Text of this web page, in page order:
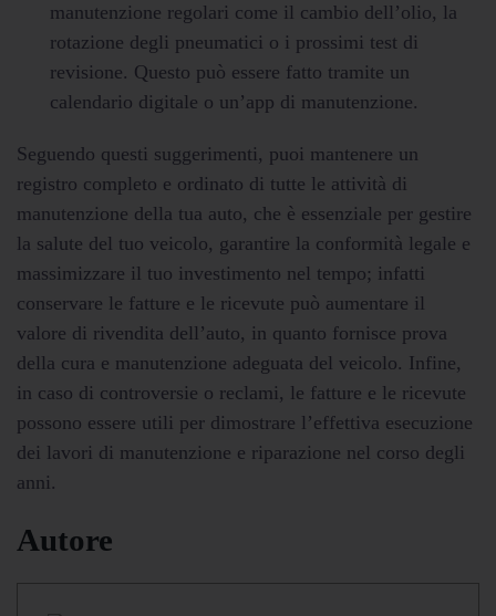
manutenzione regolari come il cambio dell’olio, la
rotazione degli pneumatici o i prossimi test di
revisione. Questo può essere fatto tramite un
calendario digitale o un’app di manutenzione.
Seguendo questi suggerimenti, puoi mantenere un
registro completo e ordinato di tutte le attività di
manutenzione della tua auto, che è essenziale per gestire
la salute del tuo veicolo, garantire la conformità legale e
massimizzare il tuo investimento nel tempo; infatti
conservare le fatture e le ricevute può aumentare il
valore di rivendita dell’auto, in quanto fornisce prova
della cura e manutenzione adeguata del veicolo. Infine,
in caso di controversie o reclami, le fatture e le ricevute
possono essere utili per dimostrare l’effettiva esecuzione
dei lavori di manutenzione e riparazione nel corso degli
anni.
Autore